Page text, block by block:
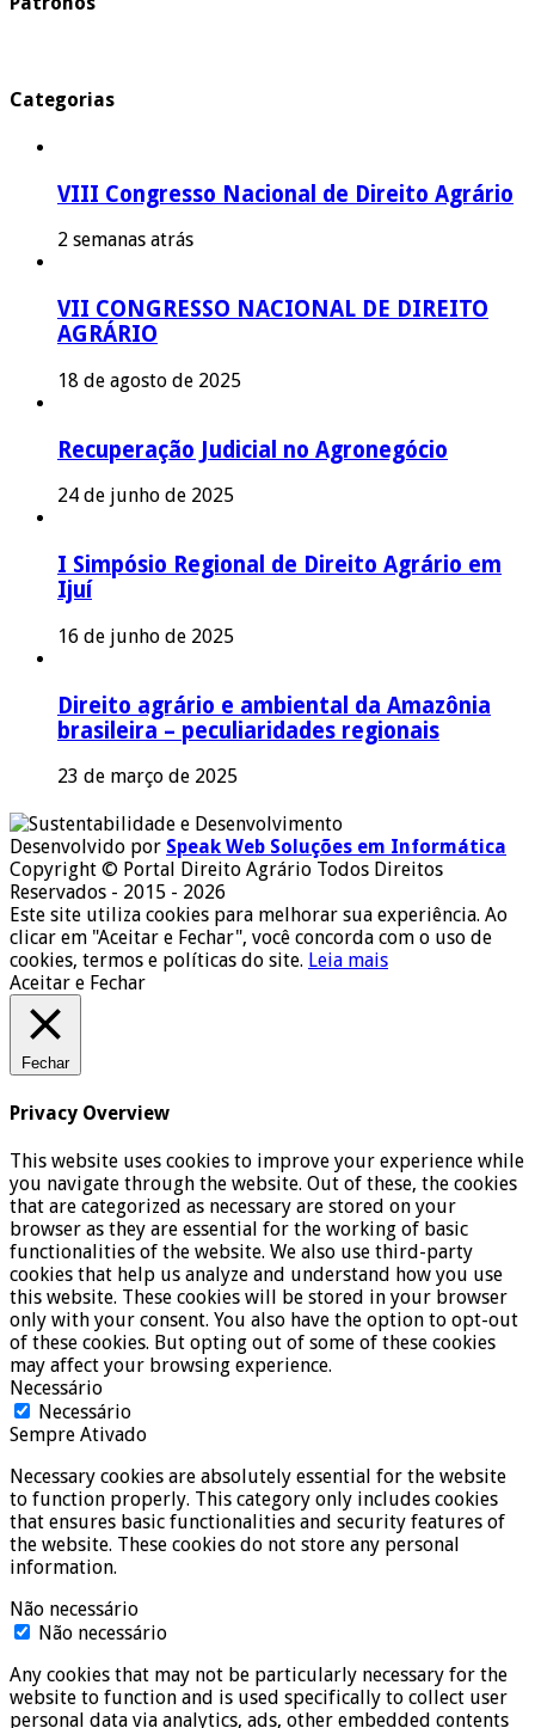
Categorias
VIII Congresso Nacional de Direito Agrário
2 semanas atrás
VII CONGRESSO NACIONAL DE DIREITO
AGRÁRIO
18 de agosto de 2025
Recuperação Judicial no Agronegócio
24 de junho de 2025
I Simpósio Regional de Direito Agrário em
Ijuí
16 de junho de 2025
Direito agrário e ambiental da Amazônia
brasileira – peculiaridades regionais
23 de março de 2025
Desenvolvido por Speak Web Soluções em Informática
Copyright © Portal Direito Agrário Todos Direitos
Reservados - 2015 - 2026
Este site utiliza cookies para melhorar sua experiência. Ao
clicar em "Aceitar e Fechar", você concorda com o uso de
cookies, termos e políticas do site. Leia mais
Aceitar e Fechar
Fechar
Privacy Overview
This website uses cookies to improve your experience while
you navigate through the website. Out of these, the cookies
that are categorized as necessary are stored on your
browser as they are essential for the working of basic
functionalities of the website. We also use third-party
cookies that help us analyze and understand how you use
this website. These cookies will be stored in your browser
only with your consent. You also have the option to opt-out
of these cookies. But opting out of some of these cookies
may affect your browsing experience.
Necessário
Necessário
Sempre Ativado
Necessary cookies are absolutely essential for the website
to function properly. This category only includes cookies
that ensures basic functionalities and security features of
the website. These cookies do not store any personal
information.
Não necessário
Não necessário
Any cookies that may not be particularly necessary for the
website to function and is used specifically to collect user
personal data via analytics, ads, other embedded contents